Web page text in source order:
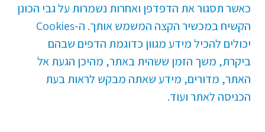
כאשר תסגור את הדפדפן ואחרות נשמרות על גבי הכונן
הקשיח במכשיר הקצה המשמש אותך. ה-Cookies
יכולים להכיל מידע מגוון כדוגמת הדפים שבהם
ביקרת, משך הזמן ששהית באתר, מהיכן הגעת אל
האתר, מדורים, מידע שאתה מבקש לראות בעת
הכניסה לאתר ועוד.